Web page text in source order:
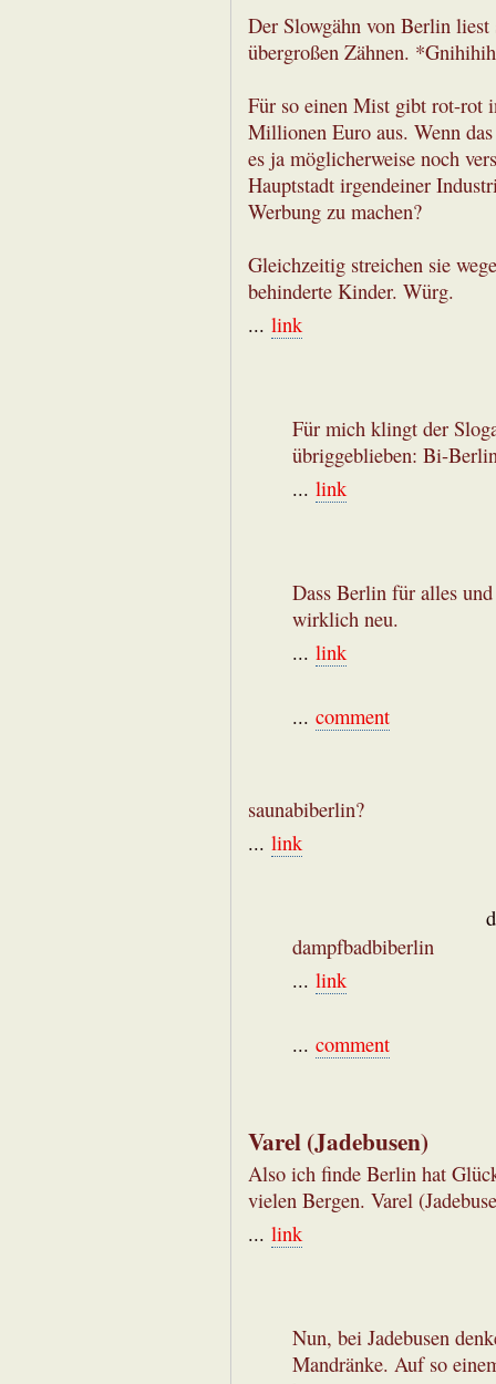
Der Slowgähn von Berlin
übergroßen Zähnen.
Für so einen Mist gibt rot-rot
Millionen Euro aus. Wenn
es ja möglicherweise noch
Hauptstadt irgendeiner
Werbung zu machen?
Gleichzeitig streichen sie
behinderte Kinder. Würg.
... link
Für mich klingt der
übriggeblieben: Bi-
... link
Dass Berlin für alles
wirklich neu.
... link
... comment
saunabiberlin?
... link
dampfbadbiberlin
... link
... comment
Varel (Jadebusen)
Also ich finde Berlin hat
vielen Bergen. Varel
... link
Nun, bei Jadebusen
Mandränke. Auf so